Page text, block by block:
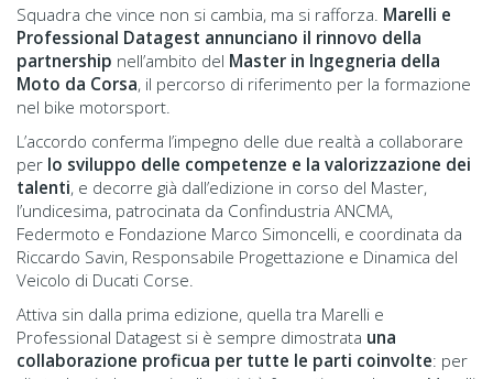
Squadra che vince non si cambia, ma si rafforza. Marelli e
Professional Datagest annunciano il rinnovo della
partnership nell’ambito del Master in Ingegneria della
Moto da Corsa, il percorso di riferimento per la formazione
nel bike motorsport.
L’accordo conferma l’impegno delle due realtà a collaborare
per lo sviluppo delle competenze e la valorizzazione dei
talenti, e decorre già dall’edizione in corso del Master,
l’undicesima, patrocinata da Confindustria ANCMA,
Federmoto e Fondazione Marco Simoncelli, e coordinata da
Riccardo Savin, Responsabile Progettazione e Dinamica del
Veicolo di Ducati Corse.
Attiva sin dalla prima edizione, quella tra Marelli e
Professional Datagest si è sempre dimostrata una
collaborazione proficua per tutte le parti coinvolte: per